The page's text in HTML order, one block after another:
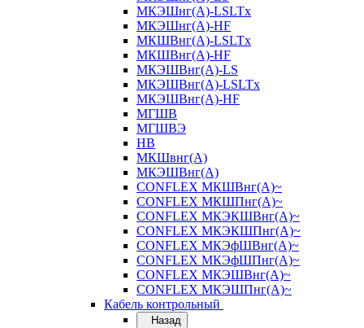
МКЭШнг(А)-LSLTx
МКЭШнг(А)-HF
МКШВнг(A)-LSLTx
МКШВнг(А)-HF
МКЭШВнг(А)-LS
МКЭШВнг(A)-LSLTx
МКЭШВнг(А)-HF
МГШВ
МГШВЭ
НВ
МКШвнг(А)
МКЭШВнг(А)
CONFLEX МКШВнг(А)~
CONFLEX МКШПнг(А)~
CONFLEX МКЭКШВнг(А)~
CONFLEX МКЭКШПнг(А)~
CONFLEX МКЭфШВнг(А)~
CONFLEX МКЭфШПнг(А)~
CONFLEX МКЭШВнг(А)~
CONFLEX МКЭШПнг(А)~
Кабель контрольный
Назад